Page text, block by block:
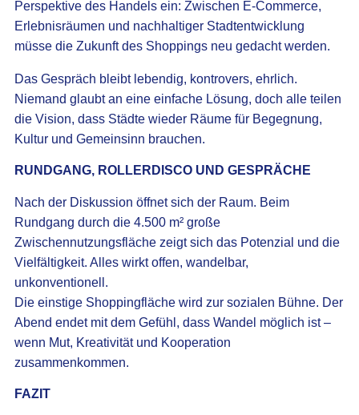
Perspektive des Handels ein: Zwischen E-Commerce,
Erlebnisräumen und nachhaltiger Stadtentwicklung
müsse die Zukunft des Shoppings neu gedacht werden.
Das Gespräch bleibt lebendig, kontrovers, ehrlich.
Niemand glaubt an eine einfache Lösung, doch alle teilen
die Vision, dass Städte wieder Räume für Begegnung,
Kultur und Gemeinsinn brauchen.
RUNDGANG, ROLLERDISCO UND GESPRÄCHE
Nach der Diskussion öffnet sich der Raum. Beim
Rundgang durch die 4.500 m² große
Zwischennutzungsfläche zeigt sich das Potenzial und die
Vielfältigkeit. Alles wirkt offen, wandelbar,
unkonventionell.
Die einstige Shoppingfläche wird zur sozialen Bühne. Der
Abend endet mit dem Gefühl, dass Wandel möglich ist –
wenn Mut, Kreativität und Kooperation
zusammenkommen.
FAZIT